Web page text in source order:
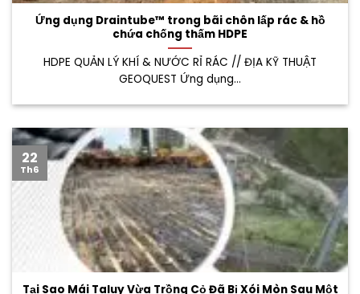
Ứng dụng Draintube™ trong bãi chôn lấp rác & hồ
chứa chống thấm HDPE
HDPE QUẢN LÝ KHÍ & NƯỚC RỈ RÁC // ĐỊA KỸ THUẬT
GEOQUEST Ứng dụng...
Tại Sao Mái Taluy Vừa Trồng Cỏ Đã Bị Xói Mòn Sau Một
22
Th6